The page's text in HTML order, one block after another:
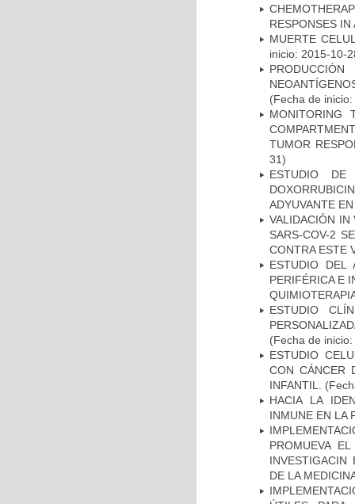
RESPONSES IN
MUERTE
inicio: 2015-10-
(Fecha de
MONITORING
TUMOR
31)
ESTUDIO DE
ADYUVANTE
VALIDACIÓN IN
SARS-COV-2
CONTRA ESTE
ESTUDIO DEL
PERIFÉRICA E
ESTUDIO
(Fecha de
ESTUDIO
CON CÁNCER
INFANTIL.
HACIA LA
INMUNE EN LA
PROMUEVA
INVESTIGACIN
DE LA